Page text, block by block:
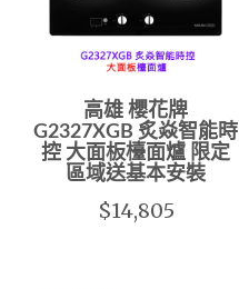
高雄 櫻花牌
G2327XGB 炙焱智能時
控 大面板檯面爐 限定
區域送基本安裝
$14,805